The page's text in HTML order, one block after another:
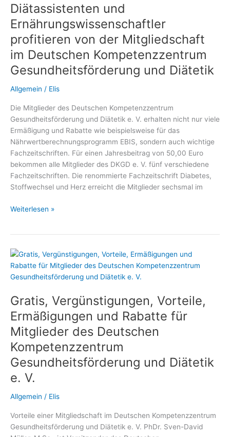
Diätassistenten und
Ernährungswissenschaftler
profitieren von der Mitgliedschaft
im Deutschen Kompetenzzentrum
Gesundheitsförderung und Diätetik
Allgemein / Elis
Die Mitglieder des Deutschen Kompetenzzentrum
Gesundheitsförderung und Diätetik e. V. erhalten nicht nur viele
Ermäßigung und Rabatte wie beispielsweise für das
Nährwertberechnungsprogramm EBIS, sondern auch wichtige
Fachzeitschriften. Für einen Jahresbeitrag von 50,00 Euro
bekommen alle Mitglieder des DKGD e. V. fünf verschiedene
Fachzeitschriften. Die renommierte Fachzeitschrift Diabetes,
Stoffwechsel und Herz erreicht die Mitglieder sechsmal im
Diätassistenten
von
der
Mitgliedschaft
Deutschen
Kompetenzzentrum
Gesundheitsförderung
und
Diätetik
Weiterlesen »
Gratis, Vergünstigungen, Vorteile,
Ermäßigungen und Rabatte für
Mitglieder des Deutschen
Kompetenzzentrum
Gesundheitsförderung und Diätetik
e. V.
Allgemein / Elis
Vorteile einer Mitgliedschaft im Deutschen Kompetenzzentrum
Gesundheitsförderung und Diätetik e. V. PhDr. Sven-David